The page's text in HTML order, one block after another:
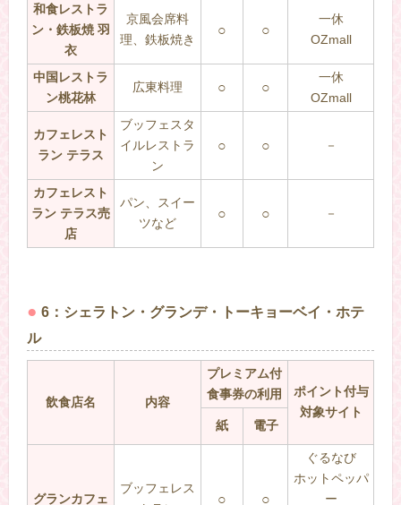
和食レストラ
ン・鉄板焼 羽
衣
京風会席料
理、鉄板焼き
○ ○
一休
OZmall
中国レストラ
ン桃花林
広東料理 ○ ○
一休
OZmall
カフェレスト
ラン テラス
ブッフェスタ
イルレストラ
ン
○ ○ －
カフェレスト
ラン テラス売
店
パン、スイー
ツなど
○ ○ －
6：シェラトン・グランデ・トーキョーベイ・ホテ
ル
飲食店名 内容
プレミアム付
食事券の利用
ポイント付与
対象サイト
紙
電子
グランカフェ
ブッフェレス
○ ○
ぐるなび
ホットペッパ
ー